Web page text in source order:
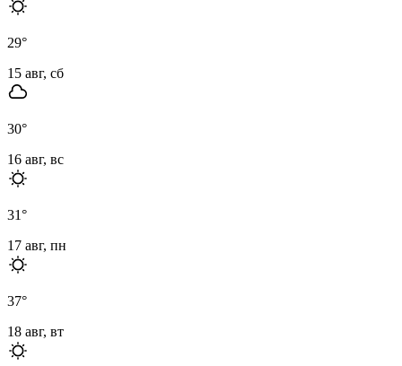
29°
15 авг, сб
30°
16 авг, вс
31°
17 авг, пн
37°
18 авг, вт